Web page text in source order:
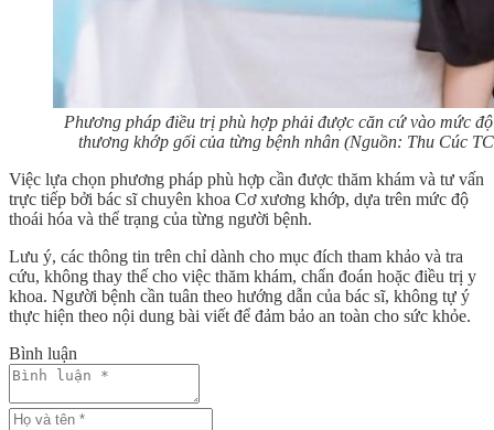
Phương pháp điều trị phù hợp phải được căn cứ vào mức
thương khớp gối của từng bệnh nhân (Nguồn: Thu Cúc
Việc lựa chọn phương pháp phù hợp cần được thăm khám và tư vấn
trực tiếp bởi bác sĩ chuyên khoa Cơ xương khớp, dựa trên mức độ
thoái hóa và thể trạng của từng người bệnh.
Lưu ý, các thông tin trên chỉ dành cho mục đích tham khảo và tra
cứu, không thay thế cho việc thăm khám, chẩn đoán hoặc điều trị y
khoa. Người bệnh cần tuân theo hướng dẫn của bác sĩ, không tự ý
thực hiện theo nội dung bài viết để đảm bảo an toàn cho sức khỏe.
Bình luận